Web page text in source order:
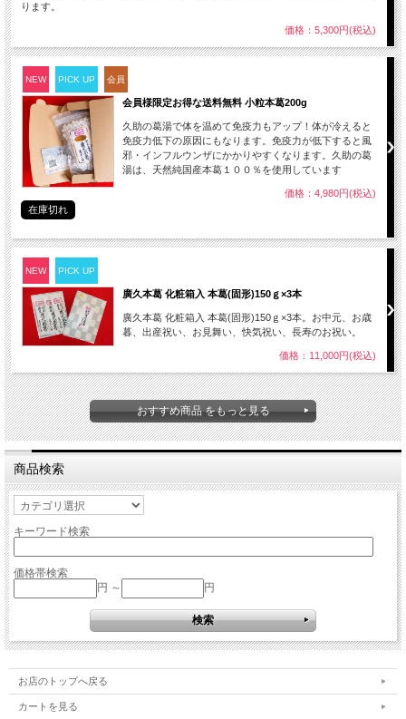
ります。
価格：5,300円(税込)
NEW PICK UP 会員
会員様限定お得な送料無料 小粒本葛200g
久助の葛湯で体を温めて免疫力もアップ！体が冷えると
免疫力低下の原因にもなります。免疫力が低下すると風
邪・インフルウンザにかかりやすくなります。久助の葛
湯は、天然純国産本葛１００％を使用しています
価格：4,980円(税込)
在庫切れ
NEW PICK UP
廣久本葛 化粧箱入 本葛(固形)150ｇ×3本
廣久本葛 化粧箱入 本葛(固形)150ｇ×3本。お中元、お歳
暮、出産祝い、お見舞い、快気祝い、長寿のお祝い。
価格：11,000円(税込)
おすすめ商品 をもっと見る
商品検索
キーワード検索
価格帯検索
円 ～
円
お店のトップへ戻る
カートを見る